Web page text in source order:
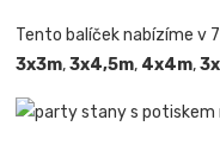
Tento balíček nabízíme v
3x3m,3x4,5m, 4x4m,